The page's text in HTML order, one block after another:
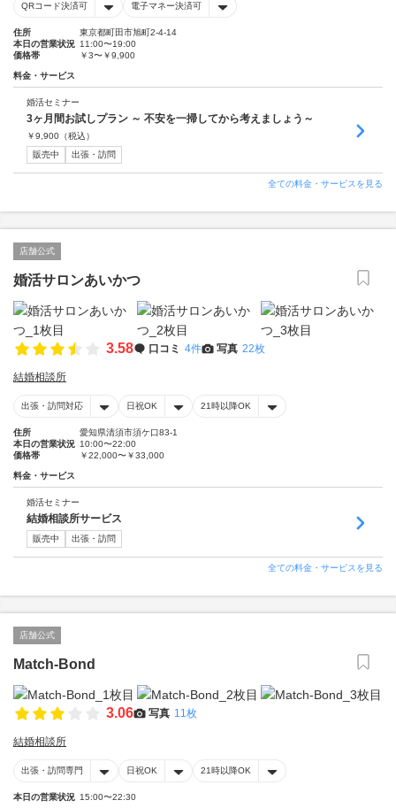
QRコード決済可 電子マネー決済可
住所
東京都町田市旭町2-4-14
本日の営業状況 11:00〜19:00
価格帯
￥3〜￥9,900
料金・サービス
婚活セミナー
3ヶ月間お試しプラン ～ 不安を一掃してから考えましょう～
￥9,900 （税込）
販売中
出張・訪問
全ての料金・サービスを見る
店舗公式
婚活サロンあいかつ
3.58 口コミ 4件 写真 22枚
結婚相談所
出張・訪問対応 日祝OK 21時以降OK
住所
愛知県清須市須ケ口83-1
本日の営業状況 10:00〜22:00
価格帯
￥22,000〜￥33,000
料金・サービス
婚活セミナー
結婚相談所サービス
販売中 出張・訪問
全ての料金・サービスを見る
店舗公式
Match-Bond
3.06 写真 11枚
結婚相談所
出張・訪問専門 日祝OK 21時以降OK
本日の営業状況 15:00〜22:30